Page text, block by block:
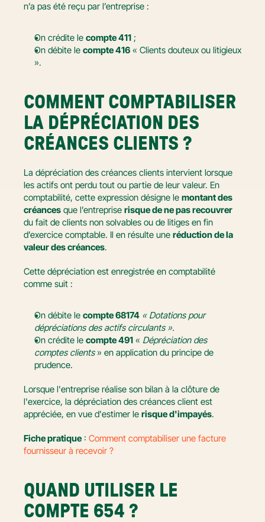
n’a pas été reçu par l’entreprise :
On crédite le compte 411 ;
On débite le compte 416 « Clients douteux ou litigieux
».
COMMENT COMPTABILISER
LA DÉPRÉCIATION DES
CRÉANCES CLIENTS ?
La dépréciation des créances clients intervient lorsque
les actifs ont perdu tout ou partie de leur valeur. En
comptabilité, cette expression désigne le montant des
créances que l’entreprise risque de ne pas recouvrer
du fait de clients non solvables ou de litiges en fin
d’exercice comptable. Il en résulte une réduction de la
valeur des créances.
Cette dépréciation est enregistrée en comptabilité
comme suit :
On débite le compte 68174 « Dotations pour
dépréciations des actifs circulants ».
On crédite le compte 491 « Dépréciation des
comptes clients » en application du principe de
prudence.
Lorsque l'entreprise réalise son bilan à la clôture de
l'exercice, la dépréciation des créances client est
appréciée, en vue d'estimer le risque d'impayés.
Fiche pratique : Comment comptabiliser une facture
fournisseur à recevoir ?
QUAND UTILISER LE
COMPTE 654 ?